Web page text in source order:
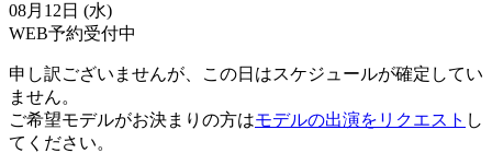
08月12日 (水)
WEB予約受付中
申し訳ございませんが、この日はスケジュールが確定してい
ません。
ご希望モデルがお決まりの方はモデルの出演をリクエスト し
てください。